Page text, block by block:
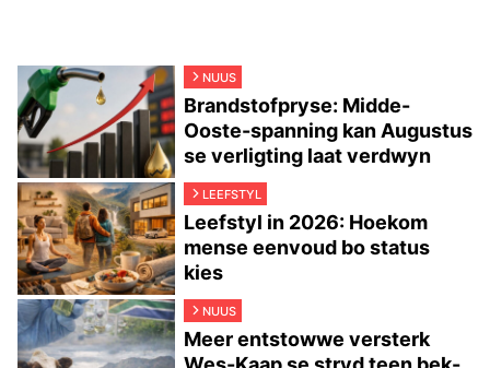
NUUS
Brandstofpryse: Midde-
Ooste-spanning kan Augustus
se verligting laat verdwyn
LEEFSTYL
Leefstyl in 2026: Hoekom
mense eenvoud bo status
kies
NUUS
Meer entstowwe versterk